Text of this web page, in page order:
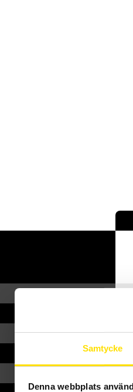
Samtycke
Denna webbplats